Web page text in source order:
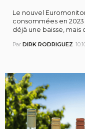
Le nouvel
consommées en
déjà une baisse, mais
Par DIRK RODRIGUEZ